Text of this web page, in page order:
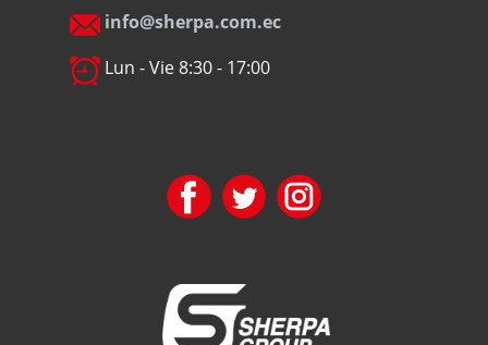
info@sherpa.com.ec
Lun - Vie 8:30 - 17:00